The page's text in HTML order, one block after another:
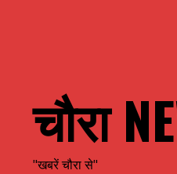
चौरा
"खबरें चौरा से"